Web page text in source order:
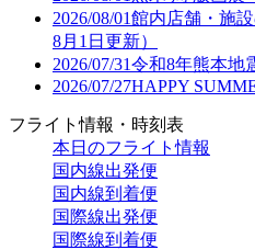
2026/08/01館内店舗・施
8月1日更新）
2026/07/31令和8年熊本地
2026/07/27HAPPY
フライト情報・時刻表
本日のフライト情報
国内線出発便
国内線到着便
国際線出発便
国際線到着便